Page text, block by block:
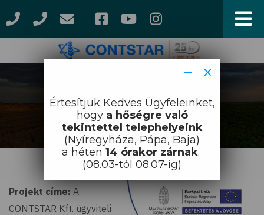
Morzsa Pályázat
Projekt címe: A
CONTSTAR Kft. ügyviteli
×
−
Értesítjük Kedves Ügyfeleinket,
hogy a hőségre való
tekintettel telephelyeink
(Nyíregyháza, Pápa, Baja)
a héten 14 órakor zárnak.
(08.03-tól 08.07-ig)